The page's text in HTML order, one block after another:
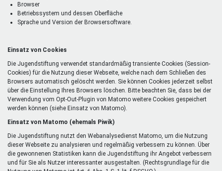
Browser
Betriebssystem und dessen Oberfläche
Sprache und Version der Browsersoftware.
Einsatz von Cookies
Die Jugendstiftung verwendet standardmäßig transiente Cookies (Session-
Cookies) für die Nutzung dieser Webseite, welche nach dem Schließen des
Browsers automatisch gelöscht werden. Sie können Cookies jederzeit selbst
über die Einstellung Ihres Browsers löschen. Bitte beachten Sie, dass bei der
Verwendung vom Opt-Out-Plugin von Matomo weitere Cookies gespeichert
werden können (siehe Einsatz von Matomo).
Einsatz von Matomo (ehemals Piwik)
Die Jugendstiftung nutzt den Webanalysedienst Matomo, um die Nutzung
dieser Webseite zu analysieren und regelmäßig verbessern zu können. Über
die gewonnenen Statistiken kann die Jugendstiftung ihr Angebot verbessern
und für Sie als Nutzer interessanter ausgestalten. (Rechtsgrundlage für die